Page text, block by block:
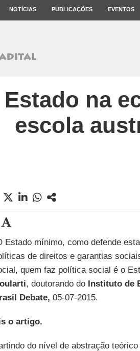
NOTÍCIAS PUBLICAÇÕES EVENTOS
na
escola
Estado mínimo, como defende
de direitos e garantias
quem faz política social é o
, doutorando do Instituto de
Debate, 05-07-2015.
o artigo.
do nível de abstração